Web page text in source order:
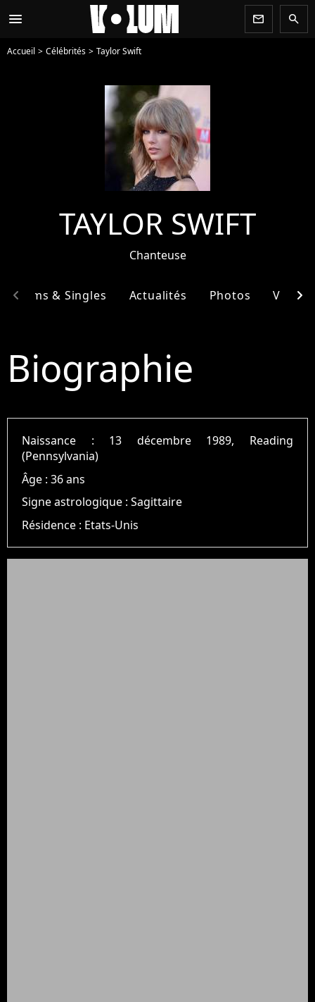
menu newsletter search
Accueil Célébrités Taylor Swift
TAYLOR SWIFT
Chanteuse
Albums & Singles Actualités Photos Vidéos
chevron_left chevron_right
Biographie
Naissance : 13 décembre 1989, Reading
(Pennsylvania)
Âge :36 ans
Signe astrologique :Sagittaire
Résidence : Etats-Unis